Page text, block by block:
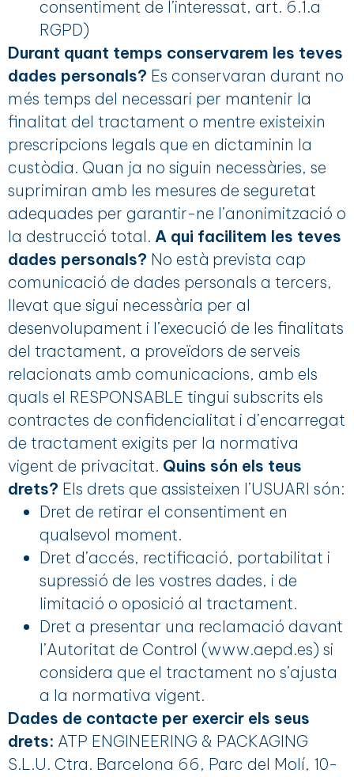
consentiment de l’interessat, art. 6.1.a
RGPD)
Durant quant temps conservarem les teves
dades personals? Es conservaran durant no
més temps del necessari per mantenir la
finalitat del tractament o mentre existeixin
prescripcions legals que en dictaminin la
custòdia. Quan ja no siguin necessàries, se
suprimiran amb les mesures de seguretat
adequades per garantir-ne l’anonimització o
la destrucció total. A qui facilitem les teves
dades personals? No està prevista cap
comunicació de dades personals a tercers,
llevat que sigui necessària per al
desenvolupament i l’execució de les finalitats
del tractament, a proveïdors de serveis
relacionats amb comunicacions, amb els
quals el RESPONSABLE tingui subscrits els
contractes de confidencialitat i d’encarregat
de tractament exigits per la normativa
vigent de privacitat. Quins són els teus
drets? Els drets que assisteixen l’USUARI són:
Dret de retirar el consentiment en
qualsevol moment.
Dret d’accés, rectificació, portabilitat i
supressió de les vostres dades, i de
limitació o oposició al tractament.
Dret a presentar una reclamació davant
l’Autoritat de Control (www.aepd.es) si
considera que el tractament no s’ajusta
a la normativa vigent.
Dades de contacte per exercir els seus
drets: ATP ENGINEERING & PACKAGING
S.L.U. Ctra. Barcelona 66, Parc del Molí, 10-